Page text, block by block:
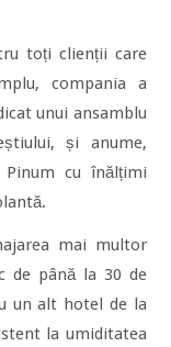
toți clienții care
compania a
unui ansamblu
și anume,
cu înălțimi
mai multor
de până la 30 de
un alt hotel de la
la umiditatea